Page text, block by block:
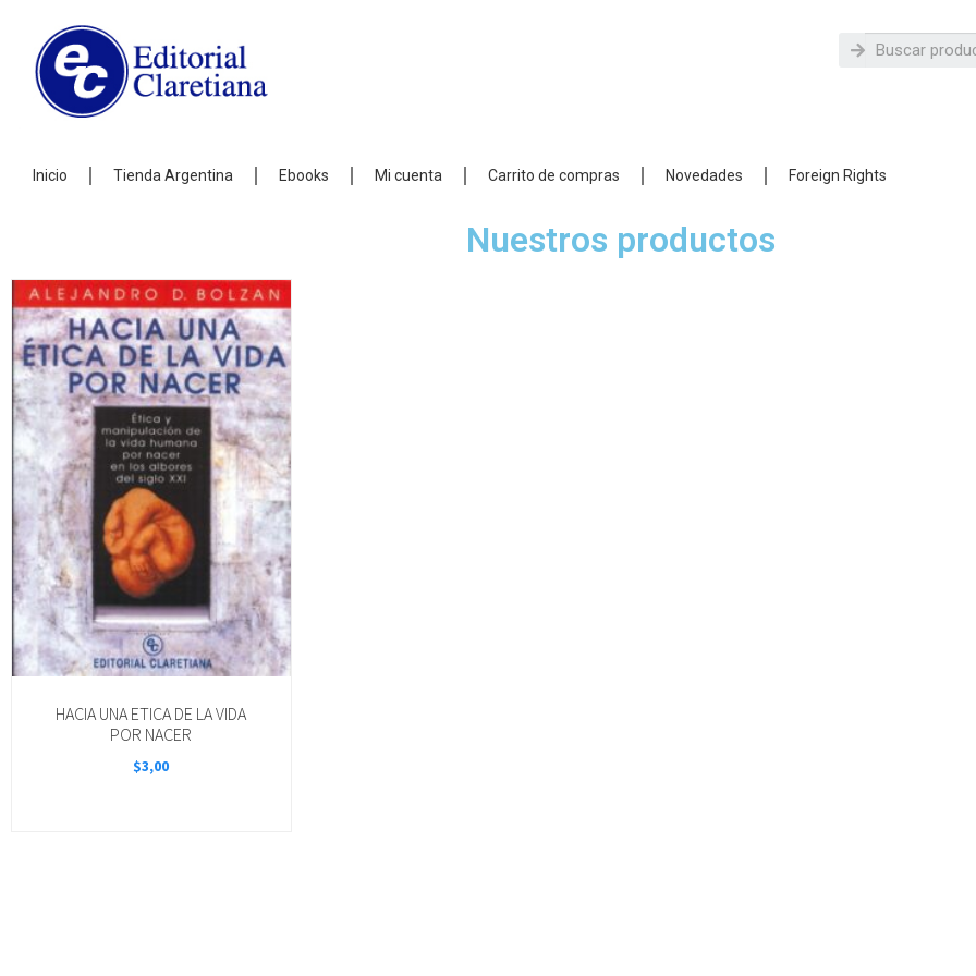
Inicio Tienda Argentina Ebooks Mi cuenta Carrito de compras Novedades Foreign Rights
Nuestros productos
HACIA UNA ETICA DE LA VIDA
POR NACER
$3,00